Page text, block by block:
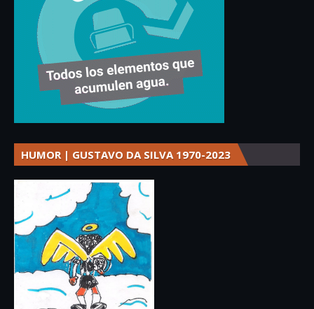
HUMOR | GUSTAVO DA SILVA 1970-2023